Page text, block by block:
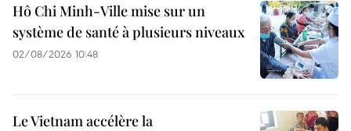
Hô Chi Minh-Ville mise sur un
système de santé à plusieurs niveaux
02/08/2026 10:48
Le Vietnam accélère la